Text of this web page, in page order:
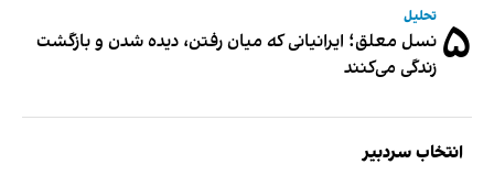
۵ تحلیل
نسل معلق؛ ایرانیانی که میان رفتن، دیده شدن و بازگشت
زندگی می‌کنند
انتخاب سردبیر